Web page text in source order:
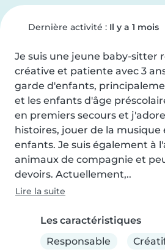
Dernière activité : Il y a 1 mois
Je suis une jeune baby-sitter
créative et patiente avec 3
garde d'enfants,
et les enfants d'âge
en premiers secours et
histoires, jouer de la musique
enfants. Je suis également à
animaux de compagnie et
devoirs. Actuellement,..
Lire la suite
Les caractéristiques
Responsable